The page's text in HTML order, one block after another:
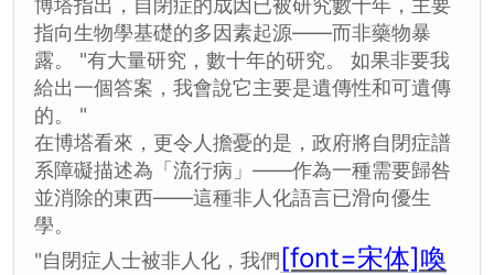
博塔指出，自閉症的成因已被研究數十年，主要
指向生物學基礎的多因素起源——而非藥物暴
露。 "有大量研究，數十年的研究。 如果非要我
給出一個答案，我會說它主要是遺傳性和可遺傳
的。 "
在博塔看來，更令人擔憂的是，政府將自閉症譜
系障礙描述為「流行病」——作為一種需要歸咎
並消除的東西——這種非人化語言已滑向優生
學。
"自閉症人士被非人化，我們[font=宋体]喚